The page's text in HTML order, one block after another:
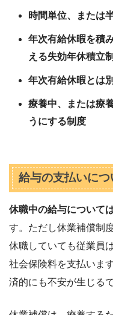
時間単位、または
年次有給休暇を積
える失効年休積立
年次有給休暇とは
療養中、または療
うにする制度
給与の支払いにつ
休職中の給与について
す。ただし休業補償制
休職していても従業員
社会保険料を支払いま
済的にも不安が生じる